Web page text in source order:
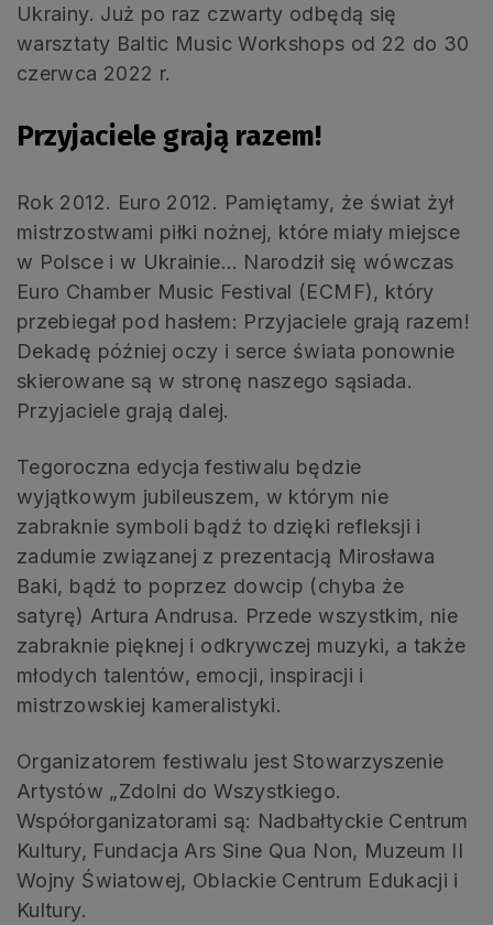
Ukrainy. Już po raz czwarty odbędą się
warsztaty Baltic Music Workshops od 22 do 30
czerwca 2022 r.
Przyjaciele grają razem!
Rok 2012. Euro 2012. Pamiętamy, że świat żył
mistrzostwami piłki nożnej, które miały miejsce
w Polsce i w Ukrainie… Narodził się wówczas
Euro Chamber Music Festival (ECMF), który
przebiegał pod hasłem: Przyjaciele grają razem!
Dekadę później oczy i serce świata ponownie
skierowane są w stronę naszego sąsiada.
Przyjaciele grają dalej.
Tegoroczna edycja festiwalu będzie
wyjątkowym jubileuszem, w którym nie
zabraknie symboli bądź to dzięki refleksji i
zadumie związanej z prezentacją Mirosława
Baki, bądź to poprzez dowcip (chyba że
satyrę) Artura Andrusa. Przede wszystkim, nie
zabraknie pięknej i odkrywczej muzyki, a także
młodych talentów, emocji, inspiracji i
mistrzowskiej kameralistyki.
Organizatorem festiwalu jest Stowarzyszenie
Artystów „Zdolni do Wszystkiego.
Współorganizatorami są: Nadbałtyckie Centrum
Kultury, Fundacja Ars Sine Qua Non, Muzeum II
Wojny Światowej, Oblackie Centrum Edukacji i
Kultury.